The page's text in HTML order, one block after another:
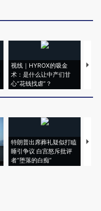
视线｜HYROX的吸金
术：是什么让中产们甘
心“花钱找虐”？
马航
粒
特朗普出席葬礼疑似打瞌
睡引争议 白宫怒斥批评
者“堕落的白痴”
视
97